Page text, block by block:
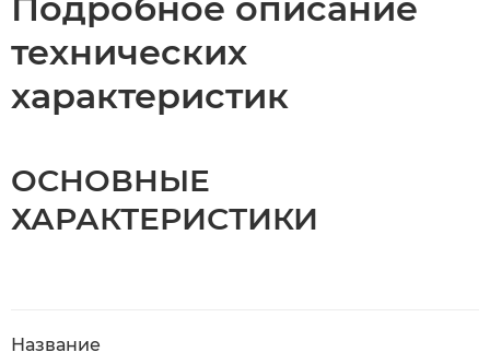
технических
характеристик
ОСНОВНЫЕ
ХАРАКТЕРИСТИКИ
Название